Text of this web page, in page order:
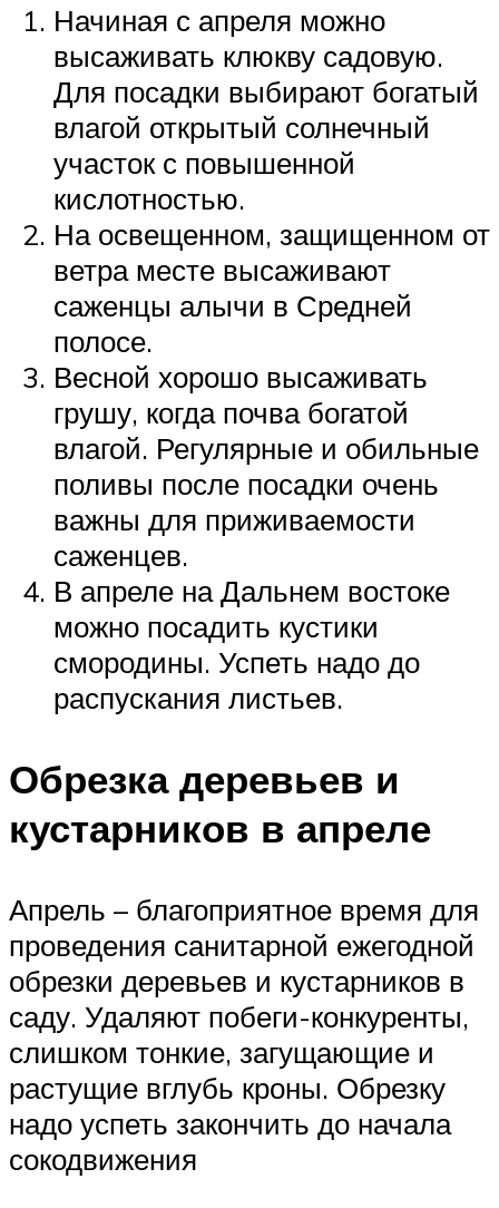
Начиная с апреля можно
высаживать клюкву садовую.
Для посадки выбирают богатый
влагой открытый солнечный
участок с повышенной
кислотностью.
На освещенном, защищенном от
ветра месте высаживают
саженцы алычи в Средней
полосе.
Весной хорошо высаживать
грушу, когда почва богатой
влагой. Регулярные и обильные
поливы после посадки очень
важны для приживаемости
саженцев.
В апреле на Дальнем востоке
можно посадить кустики
смородины. Успеть надо до
распускания листьев.
Обрезка деревьев и
кустарников в апреле
Апрель – благоприятное время для
проведения санитарной ежегодной
обрезки деревьев и кустарников в
саду. Удаляют побеги-конкуренты,
слишком тонкие, загущающие и
растущие вглубь кроны. Обрезку
надо успеть закончить до начала
сокодвижения